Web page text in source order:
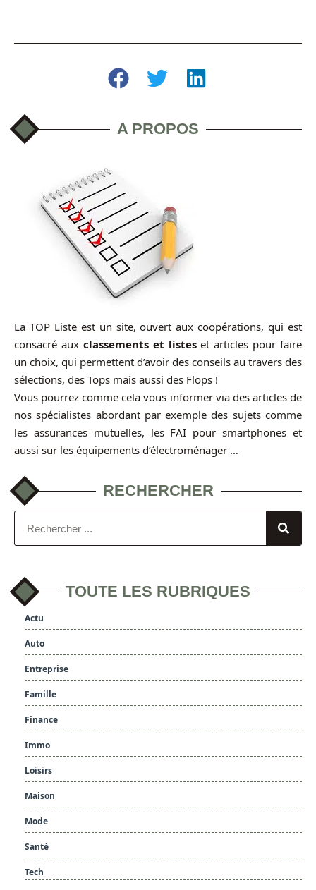
A PROPOS
La TOP Liste est un site, ouvert aux coopérations, qui est
consacré aux classements et listeset articles pour faire
un choix, qui permettent d’avoir des conseils au travers des
sélections, des Tops mais aussi des Flops !
Vous pourrez comme cela vous informer via des articles de
nos spécialistes abordant par exemple des sujets comme
les assurances mutuelles, les FAI pour smartphones et
aussi sur les équipements d’électroménager …
RECHERCHER
TOUTE LES RUBRIQUES
Actu
Auto
Entreprise
Famille
Finance
Immo
Loisirs
Maison
Mode
Santé
Tech